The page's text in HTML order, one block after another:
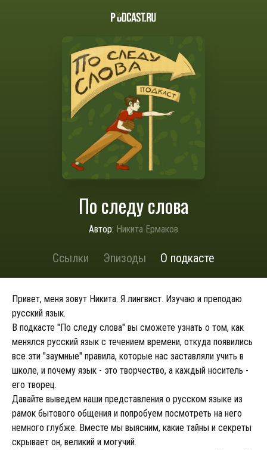
По следу слова
Автор: Никита Ермаков
Ссылки Эпизоды О подкасте
Привет, меня зовут Никита. Я лингвист. Изучаю и преподаю
русский язык.
В подкасте "По следу слова" вы сможете узнать о том, как
менялся русский язык с течением времени, откуда появились
все эти "заумные" правила, которые нас заставляли учить в
школе, и почему язык - это творчество, а каждый носитель -
его творец.
Давайте выведем наши представления о русском языке из
рамок бытового общения и попробуем посмотреть на него
немного глубже. Вместе мы выясним, какие тайны и секреты
скрывает он, великий и могучий.